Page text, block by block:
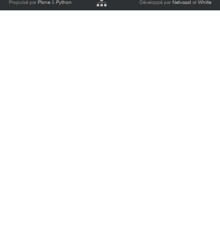
Propulsé parPlone &Python Développé parNetvaastet Whiite